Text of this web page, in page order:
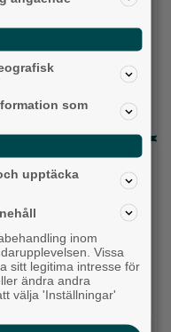
hyresmodell –
Långared
ligger bra i fas”
som
upptäcka
inom
Vissa
sitt legitima intresse för
ändra andra
välja 'Inställningar'